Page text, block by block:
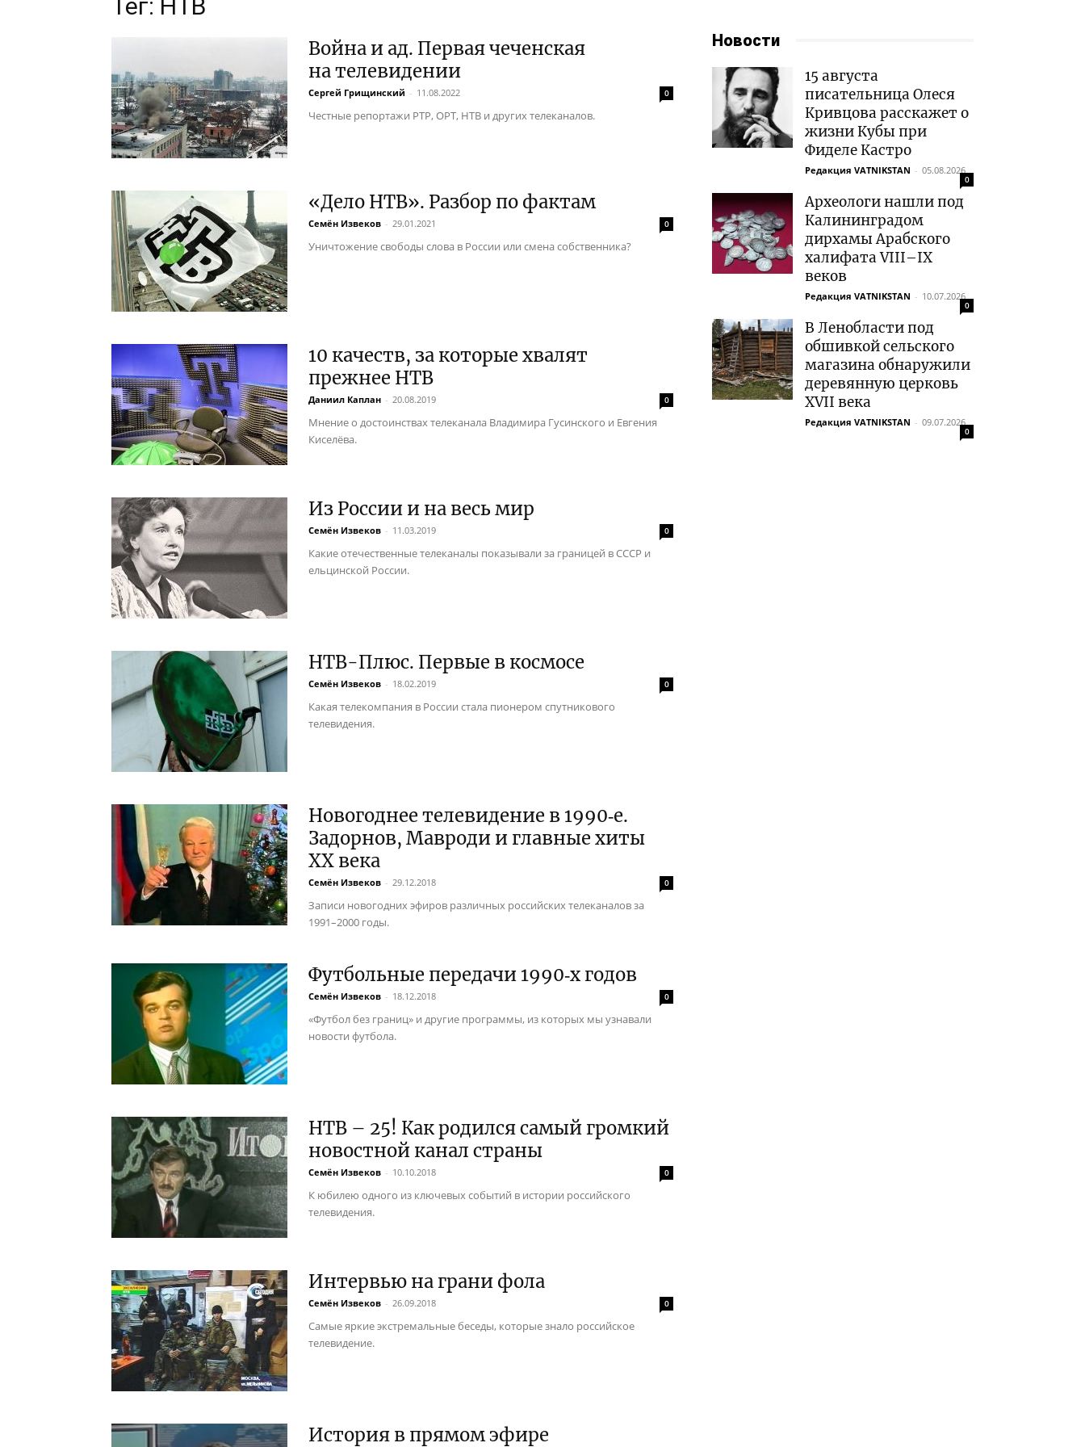
Тег: НТВ
Война и ад. Первая чеченская
на телевидении
Сергей Грищинский - 11.08.2022 0
Честные репортажи РТР, ОРТ, НТВ и других телеканалов.
«Дело НТВ». Разбор по фактам
Семён Извеков - 29.01.2021 0
Уничтожение свободы слова в России или смена собственника?
10 качеств, за которые хвалят
прежнее НТВ
Даниил Каплан - 20.08.2019 0
Мнение о достоинствах телеканала Владимира Гусинского и Евгения
Киселёва.
Из России и на весь мир
Семён Извеков - 11.03.2019 0
Какие отечественные телеканалы показывали за границей в СССР и
ельцинской России.
НТВ-Плюс. Первые в космосе
Семён Извеков - 18.02.2019 0
Какая телекомпания в России стала пионером спутникового
телевидения.
Новогоднее телевидение в 1990‑е.
Задорнов, Мавроди и главные хиты
XX века
Семён Извеков - 29.12.2018 0
Записи новогодних эфиров различных российских телеканалов за
1991–2000 годы.
Футбольные передачи 1990‑х годов
Семён Извеков - 18.12.2018 0
«Футбол без границ» и другие программы, из которых мы узнавали
новости футбола.
НТВ – 25! Как родился самый громкий
новостной канал страны
Семён Извеков - 10.10.2018 0
К юбилею одного из ключевых событий в истории российского
телевидения.
Интервью на грани фола
Семён Извеков - 26.09.2018 0
Самые яркие экстремальные беседы, которые знало российское
телевидение.
История в прямом эфире
Новости
15 августа
писательница Олеся
Кривцова расскажет о
жизни Кубы при
Фиделе Кастро
Редакция VATNIKSTAN - 05.08.2026
0
Археологи нашли под
Калининградом
дирхамы Арабского
халифата VIII–IX
веков
Редакция VATNIKSTAN - 10.07.2026
0
В Ленобласти под
обшивкой сельского
магазина обнаружили
деревянную церковь
XVII века
Редакция VATNIKSTAN - 09.07.2026
0